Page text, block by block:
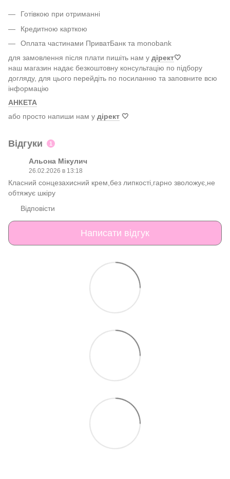
Готівкою при отриманні
Кредитною карткою
Оплата частинами ПриватБанк та monobank
для замовлення після плати пишіть нам у дірект🤍
наш магазин надає безкоштовну консультацію по підбору
догляду, для цього перейдіть по посиланню та заповните всю
інформацію
АНКЕТА
або просто напиши нам у дірект 🤍
Відгуки 1
Альона Мікулич
26.02.2026 в 13:18
Класний сонцезахисний крем,без липкості,гарно зволожує,не
обтяжує шкіру
Відповісти
Написати відгук